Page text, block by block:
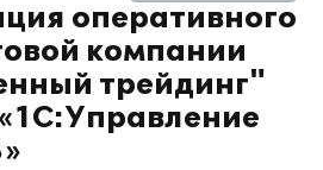
оперативного
компании
трейдинг"